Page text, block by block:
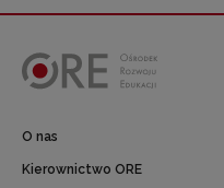
O nas
Kierownictwo ORE